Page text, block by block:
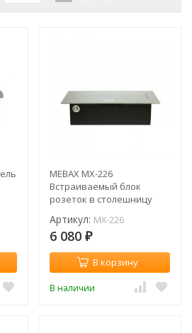
MEBAX MX-226
Встраиваемый блок
розеток в столешницу
Артикул: MX-226
6 080 ₽
В корзину
В наличии